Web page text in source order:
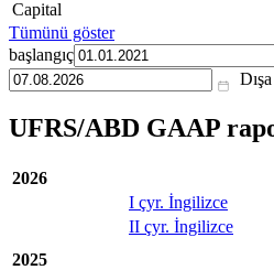
Capital
Tümünü göster
başlangıç
UFRS/ABD GAAP
2026
I çyr. İngilizce
II çyr. İngilizce
2025